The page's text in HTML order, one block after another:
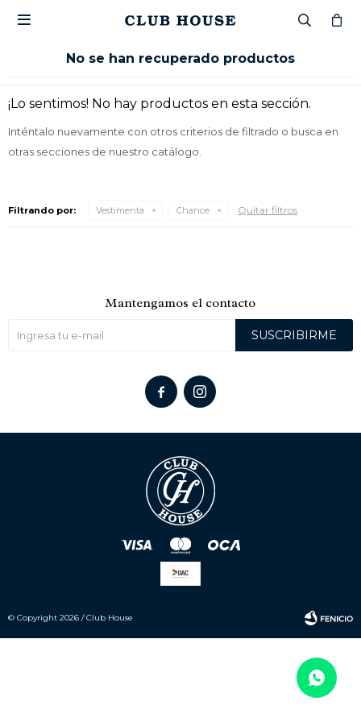

No se han recuperado productos
¡Lo sentimos! No hay productos en esta sección.
Inténtalo nuevamente con otros criterios de filtrado o busca en
otras secciones de nuestro catálogo.
Filtrando por: Vestimenta Chance Quitar filtros
Mantengamos el contacto
SUSCRIBIRME
 
© Copyright 2026 / Club House